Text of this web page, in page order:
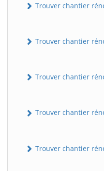
Trouver chantier
Trouver chantier
Trouver chantier
Trouver chantier
Trouver chantier